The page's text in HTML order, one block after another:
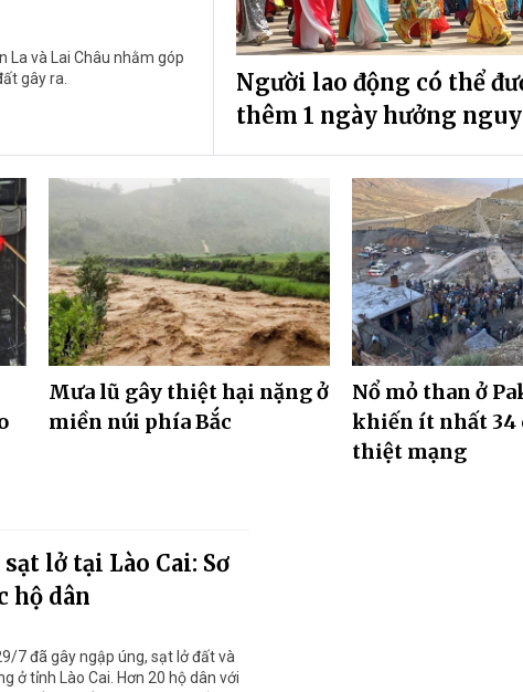
La và Lai Châu nhằm góp
gây ra.
Người lao động có thể
thêm 1 ngày hưởng
Mưa lũ gây thiệt hại nặng ở
miền núi phía Bắc
Nổ mỏ than ở
khiến ít nhất 34
thiệt mạng
lở tại Lào Cai: Sơ
hộ dân
7 đã gây ngập úng, sạt lở đất và
ở tỉnh Lào Cai. Hơn 20 hộ dân với